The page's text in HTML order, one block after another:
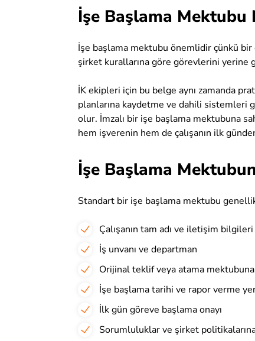
İşe Başlama Mektubu
İşe başlama mektubu önemlidir çünkü bir
şirket kurallarına göre görevlerini yerine
İK ekipleri için bu belge aynı zamanda
planlarına kaydetme ve dahili sistemleri
olur. İmzalı bir işe başlama mektubuna
hem işverenin hem de çalışanın ilk
İşe Başlama
Standart bir işe başlama mektubu
Çalışanın tam adı ve iletişim bilgileri
İş unvanı ve departman
Orijinal teklif veya atama
İşe başlama tarihi ve rapor verme
İlk gün göreve başlama onayı
Sorumluluklar ve şirket politikalarına